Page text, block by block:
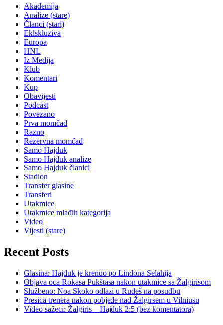
Akademija
Analize (stare)
Članci (stari)
Eklskluziva
Europa
HNL
Iz Medija
Klub
Komentari
Kup
Obavijesti
Podcast
Povezano
Prva momčad
Razno
Rezervna momčad
Samo Hajduk
Samo Hajduk analize
Samo Hajduk članici
Stadion
Transfer glasine
Transferi
Utakmice
Utakmice mlađih kategorija
Video
Vijesti (stare)
Recent Posts
Glasina: Hajduk je krenuo po Lindona Selahija
Objava oca Rokasa Pukštasa nakon utakmice sa Žalgirisom
Službeno: Noa Skoko odlazi u Rudeš na posudbu
Presica trenera nakon pobjede nad Žalgirsem u Vilniusu
Video sažeci: Žalgiris – Hajduk 2:5 (bez komentatora)